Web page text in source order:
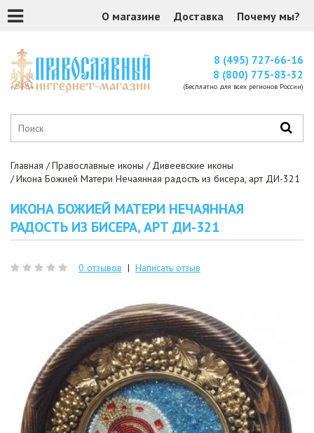
О магазине Доставка Почему мы?
8 (495) 727-66-16
8 (800) 775-83-32
(Бесплатно для всех регионов России)
Главная Православные иконы
Дивеевские иконы
Икона Божией Матери Нечаянная радость из бисера, арт ДИ-321
ИКОНА БОЖИЕЙ МАТЕРИ НЕЧАЯННАЯ
РАДОСТЬ ИЗ БИСЕРА, АРТ ДИ-321
0 отзывов | Написать отзыв